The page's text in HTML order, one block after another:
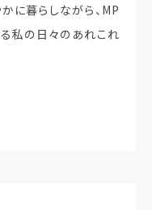
に暮らしながら、MP
私の日々のあれこれ